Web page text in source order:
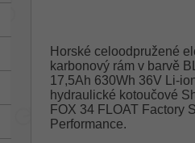
Horské celoodpružené
karbonový rám v barvě
17,5Ah 630Wh 36V Li-
hydraulické kotoučové
FOX 34 FLOAT Factory
Performance.